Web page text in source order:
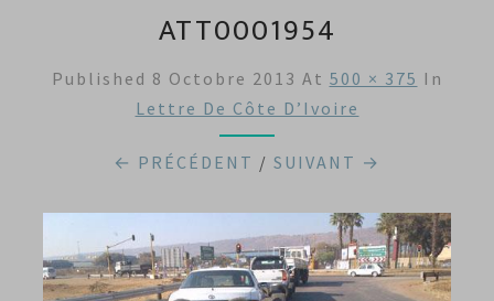
ATT0001954
Published 8 Octobre 2013 At 500 × 375 In
Lettre De Côte D’Ivoire
← PRÉCÉDENT / SUIVANT →